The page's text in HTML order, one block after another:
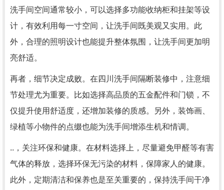
洗手间空间通常较小，可以选择多功能收纳柜和挂架等设
计，有效利用每一寸空间，让洗手间既美观又实用。此
外，合理的照明设计也能提升整体氛围，让洗手间更加明
亮舒适。
再者，细节决定成败。在四川洗手间隔断装修中，注意细
节处理尤为重要。比如选择高品质的五金配件和门锁，不
仅提升使用舒适度，还增加装修的质感。另外，装饰画、
绿植等小物件的点缀也能为洗手间增添生机和情调。
..，关注环保和健康。在材料选择上，尽量避免甲醛等有害
气体的释放，选择环保无污染的材料，保障家人的健康。
此外，定期清洁和保养也是至关重要的，保持洗手间干净